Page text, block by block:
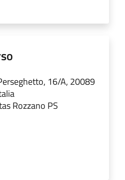
16/A, 20089
Rozzano PS